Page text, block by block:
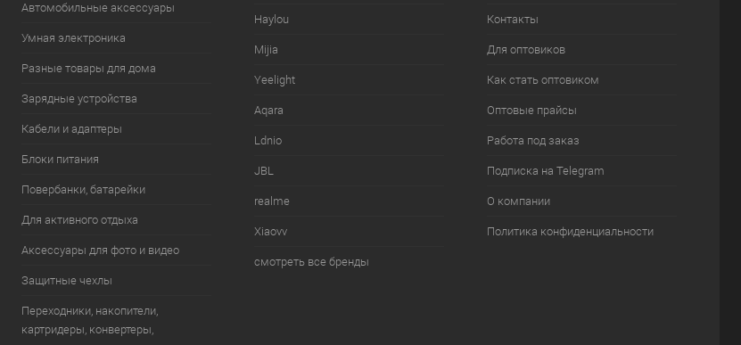
Автомобильные аксессуары
Умная электроника
Разные товары для дома
Зарядные устройства
Кабели и адаптеры
Блоки питания
Повербанки, батарейки
Для активного отдыха
Аксессуары для фото и видео
Защитные чехлы
Переходники, накопители,
картридеры, конвертеры,
Haylou
Mijia
Yeelight
Aqara
Ldnio
JBL
realme
Xiaovv
смотреть все бренды
Контакты
Для оптовиков
Как стать оптовиком
Оптовые прайсы
Работа под заказ
Подписка на Telegram
О компании
Политика конфиденциальности